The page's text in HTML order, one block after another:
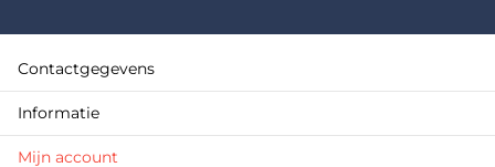
Contactgegevens
Informatie
Mijn account